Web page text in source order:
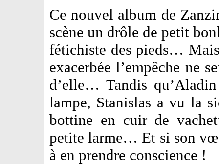
Ce nouvel album de
scène un drôle de petit
fétichiste des pieds…
exacerbée l’empêche ne
d’elle… Tandis
lampe, Stanislas a vu la
bottine en cuir de
petite larme… Et si son
à en prendre conscience !